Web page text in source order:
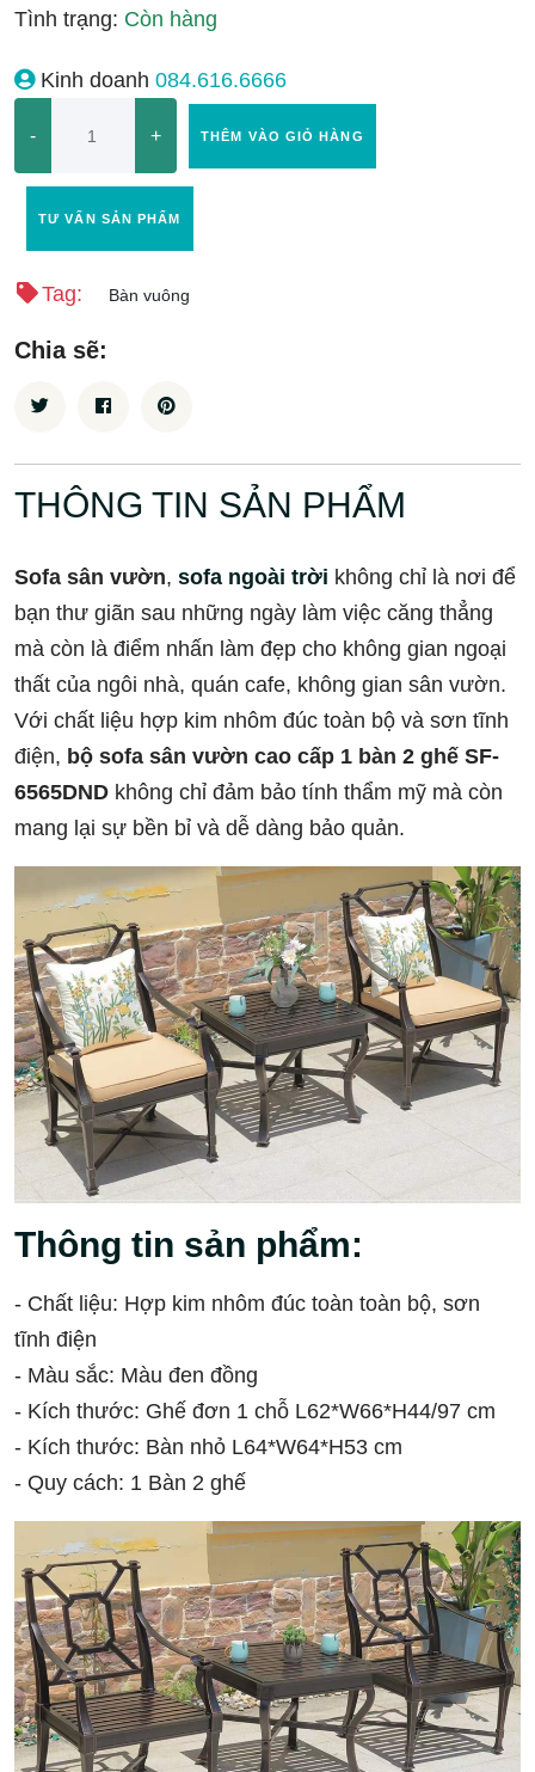
Tình trạng: Còn hàng
Kinh doanh 084.616.6666
- + THÊM VÀO GIỎ HÀNG
TƯ VẤN SẢN PHẨM
Tag: Bàn vuông
Chia sẽ:
THÔNG TIN SẢN PHẨM
Sofa sân vườn, sofa ngoài trời không chỉ là nơi để
bạn thư giãn sau những ngày làm việc căng thẳng
mà còn là điểm nhấn làm đẹp cho không gian ngoại
thất của ngôi nhà, quán cafe, không gian sân vườn.
Với chất liệu hợp kim nhôm đúc toàn bộ và sơn tĩnh
điện, bộ sofa sân vườn cao cấp 1 bàn 2 ghế SF-
6565DND không chỉ đảm bảo tính thẩm mỹ mà còn
mang lại sự bền bỉ và dễ dàng bảo quản.
Thông tin sản phẩm:
- Chất liệu: Hợp kim nhôm đúc toàn toàn bộ, sơn
tĩnh điện
- Màu sắc: Màu đen đồng
- Kích thước: Ghế đơn 1 chỗ L62*W66*H44/97 cm
- Kích thước: Bàn nhỏ L64*W64*H53 cm
- Quy cách: 1 Bàn 2 ghế